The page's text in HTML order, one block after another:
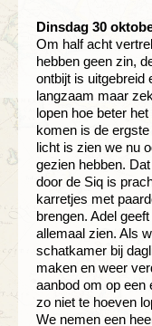
Dinsdag 30
Om half acht
hebben geen zin,
ontbijt is uitgebreid
langzaam maar
lopen hoe beter
komen is de
licht is zien we nu
gezien hebben.
door de Siq is
karretjes met
brengen. Adel
allemaal zien. Als
schatkamer bij
maken en weer
aanbod om op een
zo niet te hoeven
We nemen een